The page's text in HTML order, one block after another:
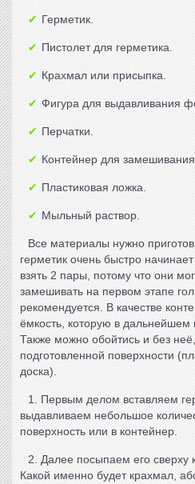
Герметик.
Пистолет для герметика.
Крахмал или присыпка.
Фигура для выдавливания
Перчатки.
Контейнер для
Пластиковая ложка.
Мыльный раствор.
Все материалы нужно
герметик очень быстро
взять 2 пары, потому что они
замешивать на первом этапе
рекомендуется. В качестве
ёмкость, которую в дальнейшем
Также можно обойтись и без
подготовленной поверхности
доска).
1. Первым делом вставляем
выдавливаем небольшое
поверхность или в контейнер.
2. Далее посыпаем его сверху
Какой именно будет крахмал,